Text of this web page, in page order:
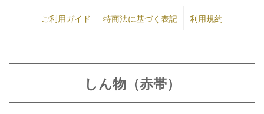
ご利用ガイド 特商法に基づく表記 利用規約
しん物（赤帯）